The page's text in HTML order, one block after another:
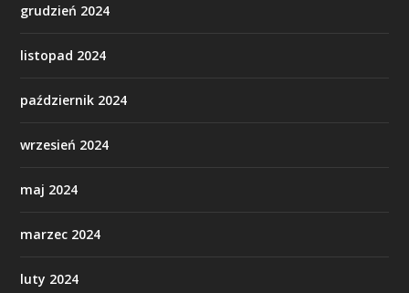
grudzień 2024
listopad 2024
październik 2024
wrzesień 2024
maj 2024
marzec 2024
luty 2024